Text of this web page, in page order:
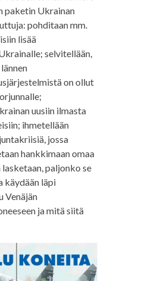
paketin Ukrainan
pohditaan mm.
lisää
selvitellään,
on ollut
uusiin ilmasta
ihmetellään
jossa
hankkimaan omaa
paljonko se
käydään läpi
Venäjän
ja mitä siitä